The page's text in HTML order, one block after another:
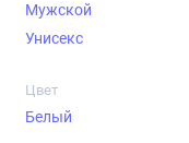
Мужской
Унисекс
Цвет
Белый